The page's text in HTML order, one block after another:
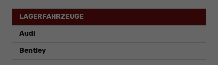
LAGERFAHRZEUGE
Audi
Bentley